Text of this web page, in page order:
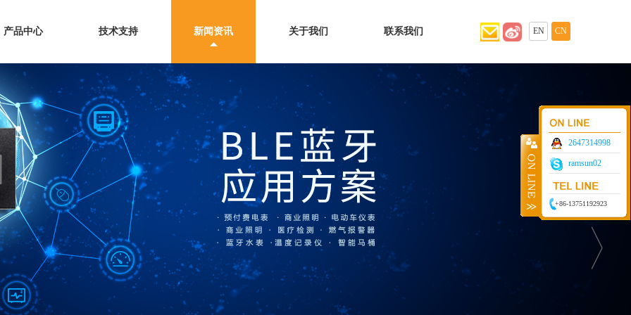
产品中心 技术支持 新闻资讯 关于我们 联系我们 EN CN
2647314998
ramsun02
+86-13751192923